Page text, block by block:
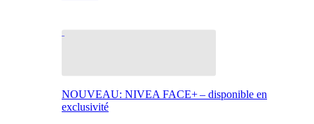
NOUVEAU: NIVEA FACE+ – disponible en
exclusivité